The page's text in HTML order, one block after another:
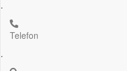
.
Telefon
.